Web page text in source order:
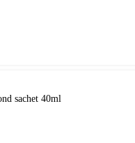
sachet 40ml